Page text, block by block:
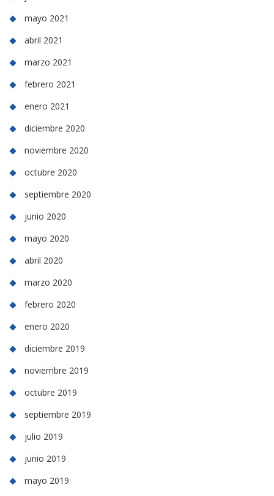
mayo 2021
abril 2021
marzo 2021
febrero 2021
enero 2021
diciembre 2020
noviembre 2020
octubre 2020
septiembre 2020
junio 2020
mayo 2020
abril 2020
marzo 2020
febrero 2020
enero 2020
diciembre 2019
noviembre 2019
octubre 2019
septiembre 2019
julio 2019
junio 2019
mayo 2019